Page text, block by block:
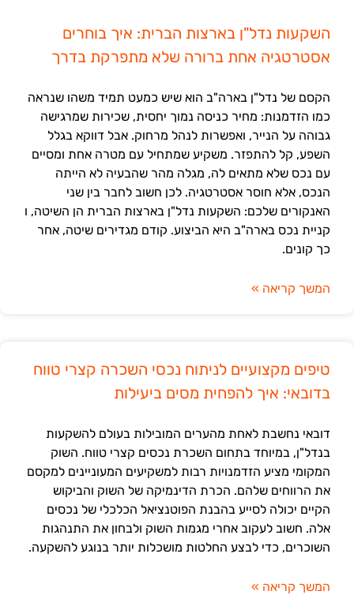
השקעות נדל"ן בארצות הברית: איך בוחרים
אסטרטגיה אחת ברורה שלא מתפרקת בדרך
הקסם של נדל"ן בארה"ב הוא שיש כמעט תמיד משהו שנראה
כמו הזדמנות: מחיר כניסה נמוך יחסית, שכירות שמרגישה
גבוהה על הנייר, ואפשרות לנהל מרחוק. אבל דווקא בגלל
השפע, קל להתפזר. משקיע שמתחיל עם מטרה אחת ומסיים
עם נכס שלא מתאים לה, מגלה מהר שהבעיה לא הייתה
הנכס, אלא חוסר אסטרטגיה. לכן חשוב לחבר בין שני
האנקורים שלכם: השקעות נדל"ן בארצות הברית הן השיטה, ו
קניית נכס בארה"ב היא הביצוע. קודם מגדירים שיטה, אחר
כך קונים.
המשך קריאה »
טיפים מקצועיים לניתוח נכסי השכרה קצרי טווח
בדובאי: איך להפחית מסים ביעילות
דובאי נחשבת לאחת מהערים המובילות בעולם להשקעות
בנדל"ן, במיוחד בתחום השכרת נכסים קצרי טווח. השוק
המקומי מציע הזדמנויות רבות למשקיעים המעוניינים למקסם
את הרווחים שלהם. הכרת הדינמיקה של השוק והביקוש
הקיים יכולה לסייע בהבנת הפוטנציאל הכלכלי של נכסים
אלה. חשוב לעקוב אחרי מגמות השוק ולבחון את התנהגות
השוכרים, כדי לבצע החלטות מושכלות יותר בנוגע להשקעה.
המשך קריאה »